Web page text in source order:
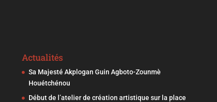
Actualités
Sa Majesté Akplogan Guin Agboto-Zounmè
Houétchénou
Début de l’atelier de création artistique sur la place